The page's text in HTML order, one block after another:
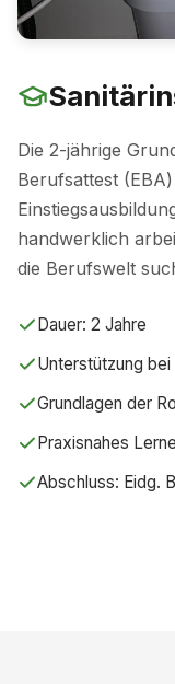
Die 2-jährige
Berufsattest
handwerklich
die Berufswelt
Dauer: 2 Jahre
Unterstützung bei
Grundlagen der
Praxisnahes
Abschluss: Eidg.